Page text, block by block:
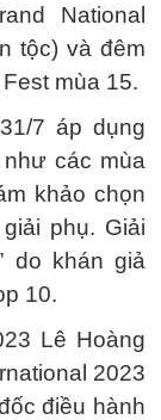
National
tộc) và đêm
mùa 15.
7 áp dụng
các mùa
khảo chọn
phụ. Giải
do khán giả
10.
Lê Hoàng
2023
điều hành